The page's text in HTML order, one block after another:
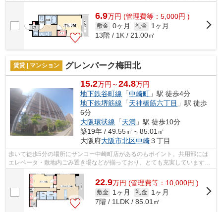
に駅が二つあり、交通の利便性が高い...
6.9万円 (管理費等：5,000円 )
敷金 0ヶ月 礼金
1ヶ月
13階 / 1K / 21.00㎡
賃貸 | マンション グレンパーク梅田北
15.2万円～24.8万円
地下鉄谷町線 「中崎町 」駅 徒歩4分
地下鉄堺筋線 「天神橋筋六丁目 」駅 徒歩
6分
大阪環状線 「天満 」駅 徒歩10分
築19年 / 49.55㎡～85.01㎡
大阪府大阪市北区中崎３丁目
歩いて徒歩5分の場所にサンコー中崎町店があるのもポイント。共用部には
エレベータ・敷地内ごみ置き場などが揃っており、とても充実しています。
2駅利用可物件なので、よく電車を利用...
22.9万円 (管理費等：10,000円 )
敷金 1ヶ月 礼金
1ヶ月
7階 / 1LDK / 85.01㎡